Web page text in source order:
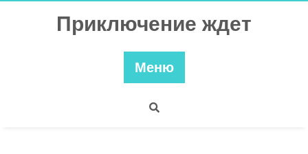
Приключение ждет
Меню